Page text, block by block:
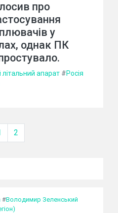
про
у
однак ПК
апарат #Росія
2
#Володимир Зеленський